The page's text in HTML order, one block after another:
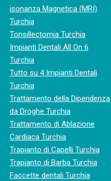
isonanza Magnetica (MRI)
Turchia
Tonsillectomia Turchia
Impianti Dentali All On 6
Turchia
Tutto su 4 Impianti Dentali
Turchia
Trattamento della Dipendenza
da Droghe Turchia
Trattamento di Ablazione
Cardiaca Turchia
Trapianto di Capelli Turchia
Trapianto di Barba Turchia
Faccette dentali Turchia